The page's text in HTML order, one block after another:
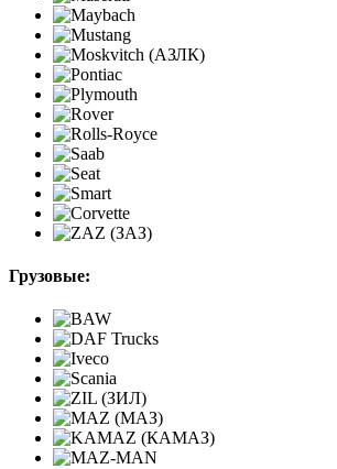
Грузовые: